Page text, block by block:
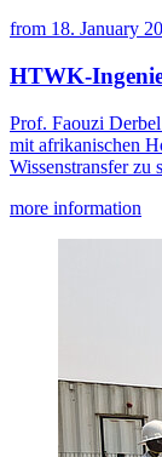
from 18. January
HTWK-
Prof. Faouzi
mit afrikanischen
Wissenstransfer zu
more information